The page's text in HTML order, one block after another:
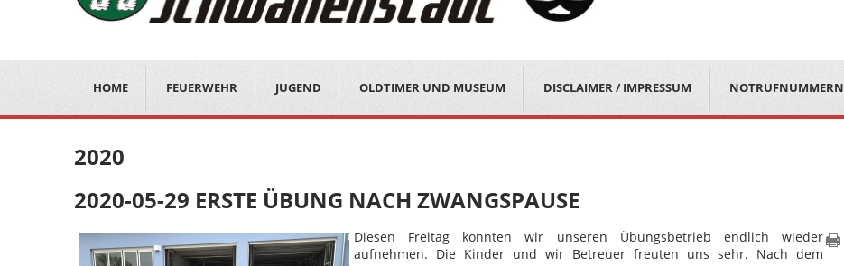
HOME FEUERWEHR JUGEND OLDTIMER UND MUSEUM DISCLAIMER / IMPRESSUM NOTRUFNUMMERN
2020
2020-05-29 ERSTE ÜBUNG NACH ZWANGSPAUSE
Diesen Freitag konnten wir unseren Übungsbetrieb endlich wieder
aufnehmen. Die Kinder und wir Betreuer freuten uns sehr. Nach dem